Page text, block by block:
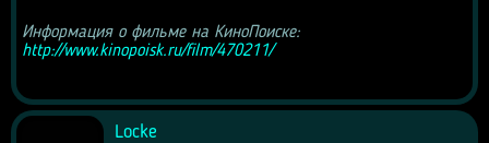
http://www.kinopoisk.ru/film/470211/
Locke